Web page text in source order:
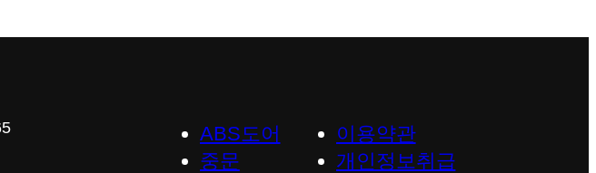
ABS도어
중문
이용약관
개인정보취급